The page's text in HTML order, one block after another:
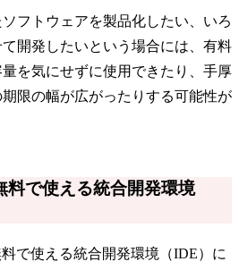
フトウェアを製品化したい、いろ
開発したいという場合には、有料
を気にせずに使用できたり、手厚
限の幅が広がったりする可能性が
で使える統合開発環境
で使える統合開発環境（IDE）に